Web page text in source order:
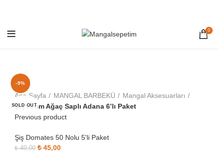
0
-9%
SOLD OUT
Click to enlarge
Ana Sayfa
MANGAL BARBEKÜ
Mangal Aksesuarları
Şiş Krom Ağaç Saplı Adana 6’lı Paket
Previous product
Şiş Domates 50 Nolu 5'li Paket
₺49,00 Orijinal fiyat: ₺ 49,00.
₺ 45,00